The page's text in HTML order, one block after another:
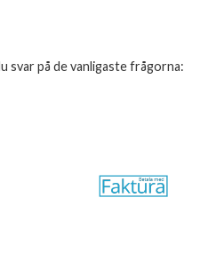
svar på de vanligaste frågorna: